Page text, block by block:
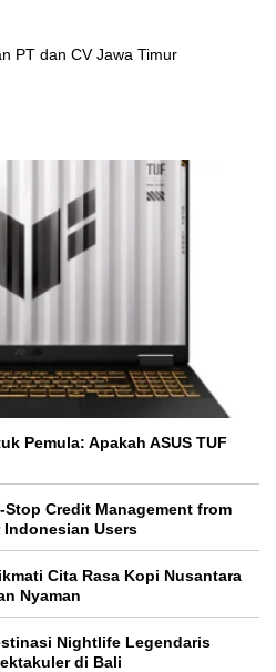
PT dan CV Jawa Timur
Pemula: Apakah ASUS TUF
Credit Management from
Users
Cita Rasa Kopi Nusantara
Nyaman
Nightlife Legendaris
di Bali